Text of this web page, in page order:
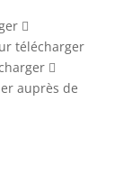

télécharger

auprès de